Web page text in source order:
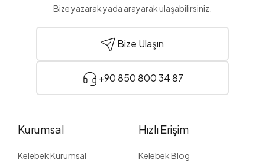
Bize yazarak yada arayarak ulaşabilirsiniz.
Bize Ulaşın
+90 850 800 34 87
Kurumsal
Kelebek Kurumsal
Hızlı Erişim
Kelebek Blog